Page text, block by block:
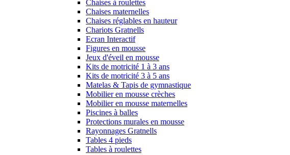
Chaises à roulettes
Chaises maternelles
Chaises réglables en hauteur
Chariots Gratnells
Ecran Interactif
Figures en mousse
Jeux d'éveil en mousse
Kits de motricité 1 à 3 ans
Kits de motricité 3 à 5 ans
Matelas & Tapis de gymnastique
Mobilier en mousse crèches
Mobilier en mousse maternelles
Piscines à balles
Protections murales en mousse
Rayonnages Gratnells
Tables 4 pieds
Tables à roulettes